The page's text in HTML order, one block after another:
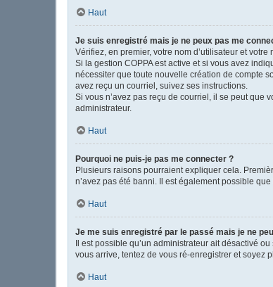
Haut
Je suis enregistré mais je ne peux pas me
Vérifiez, en premier, votre nom d’utilisateur et
Si la gestion COPPA est active et si vous avez
nécessiter que toute nouvelle création de compte
avez reçu un courriel, suivez ses instructions.
Si vous n’avez pas reçu de courriel, il se peut que
administrateur.
Haut
Pourquoi ne puis-je pas me connecter ?
Plusieurs raisons pourraient expliquer cela.
n’avez pas été banni. Il est également possible
Haut
Je me suis enregistré par le passé mais je ne
Il est possible qu’un administrateur ait désactivé
vous arrive, tentez de vous ré-enregistrer et soyez
Haut